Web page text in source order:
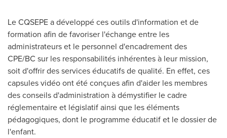
Le CQSEPE a développé ces outils d'information et de
formation afin de favoriser l'échange entre les
administrateurs et le personnel d'encadrement des
CPE/BC sur les responsabilités inhérentes à leur mission,
soit d'offrir des services éducatifs de qualité. En effet, ces
capsules vidéo ont été conçues afin d'aider les membres
des conseils d'administration à démystifier le cadre
réglementaire et législatif ainsi que les éléments
pédagogiques, dont le programme éducatif et le dossier de
l'enfant.